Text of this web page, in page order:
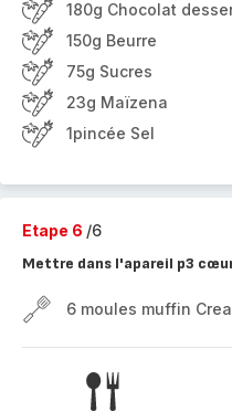
180g Chocolat
150g Beurre
75g Sucres
23g Maïzena
1pincée Sel
Etape 6 /6
Mettre dans l'apareil p3
6 moules muffin